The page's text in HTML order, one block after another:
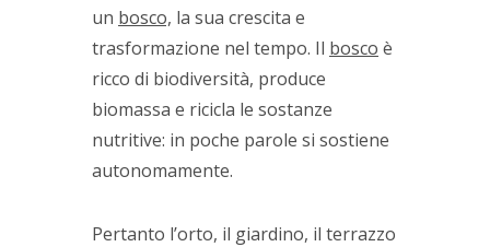
un bosco, la sua crescita e
trasformazione nel tempo. Il bosco è
ricco di biodiversità, produce
biomassa e ricicla le sostanze
nutritive: in poche parole si sostiene
autonomamente.
Pertanto l’orto, il giardino, il terrazzo